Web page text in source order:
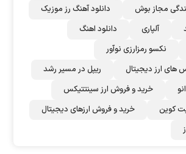
مجاز بوش
دانلود آهنگ رز‌ موزیک
آلپاری
دانلود اهنگ
نکسو رمزارزی نوآور
های ارز دیجیتال
ریپل در مسیر رشد
خرید و فروش ارز سینتتیکس
کوین
خرید و فروش ارزهای دیجیتال